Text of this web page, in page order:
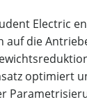
Electric
auf die
optimiert